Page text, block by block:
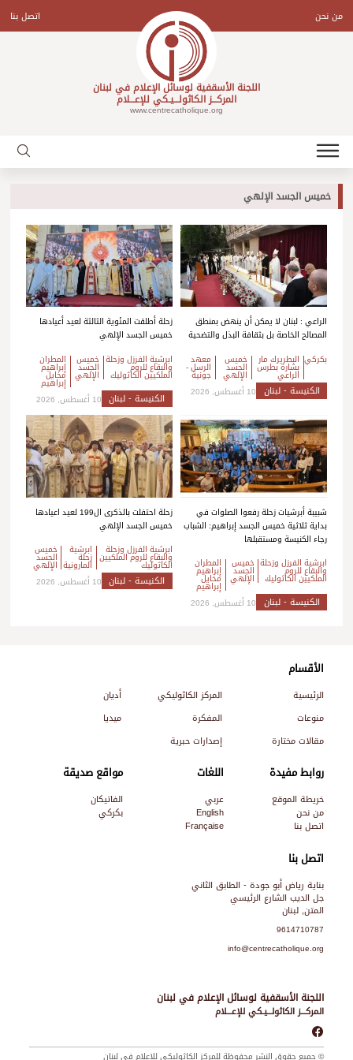
content
من نحن اتصل بنا
اللجنة الأسقفية لوسائل الإعلام في لبنان
المركـــز الكاثولـــيـكي للإعـــلام
www.centrecatholique.org
خميس الجسد الإلهي
الراعي : لبنان لا يمكن أن ينهض بمنطق
المصالح الخاصة بل بثقافة البذل والتضحية
بكركي البطريرك مار
بشارة بطرس
الراعي
خميس
الجسد
الإلهي
معهد
الرسل -
جونية
الكنيسة - لبنان 10 أغسطس, 2026
زحلة أطلقت المئوية الثالثة لعيد أعيادها
خميس الجسد الإلهي
ابرشية الفرزل وزحلة
والبقاع للروم
الملكيين الكاثوليك
خميس
الجسد
الإلهي
المطران
إبراهيم
مخايل
إبراهيم
الكنيسة - لبنان 10 أغسطس, 2026
شبيبة أبرشيات زحلة رفعوا الصلوات في
بداية ثلاثية خميس الجسد إبراهيم: الشباب
رجاء الكنيسة ومستقبلها
ابرشية الفرزل وزحلة
والبقاع للروم
الملكيين الكاثوليك
خميس
الجسد
الإلهي
المطران
إبراهيم
مخايل
إبراهيم
الكنيسة - لبنان 10 أغسطس, 2026
زحلة احتفلت بالذكرى ال199 لعيد اعيادها
خميس الجسد الإلهي
ابرشية الفرزل وزحلة
والبقاع للروم الملكيين
الكاثوليك
ابرشية
زحلة
المارونية
خميس
الجسد
الإلهي
الكنيسة - لبنان 10 أغسطس, 2026
اللجنة الأسقفية لوسائل الإعلام في لبنان
المركـــز الكاثولـــيـكي للإعـــلام
اتصل بنا
بناية رياض أبو جودة - الطابق الثاني
جل الديب الشارع الرئيسي
المتن, لبنان
9614710787
info@centrecatholique.org
الأقسام
الرئيسية المركز الكاثوليكي
أديان
منوعات
المفكرة
ميديا
مقالات مختارة
إصدارات حبرية
روابط مفيدة
خريطة الموقع
من نحن
اتصل بنا
اللغات
عربي
English
Française
مواقع صديقة
الفاتيكان
بكركي
© جميع حقوق النشر محفوظة للمركز الكاثوليكي للإعلام في لبنان